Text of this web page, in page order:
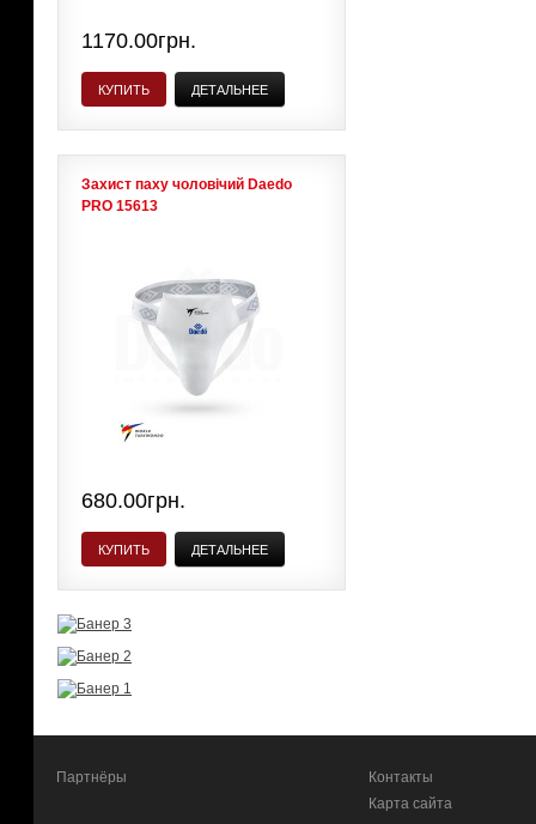
1170.00грн.
КУПИТЬ ДЕТАЛЬНЕЕ
Захист паху чоловічий Daedo
PRO 15613
680.00грн.
КУПИТЬ ДЕТАЛЬНЕЕ
Партнёры
Контакты
Карта сайта